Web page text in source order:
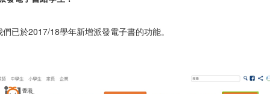
已於2017/18學年新增派發電子書的功能。